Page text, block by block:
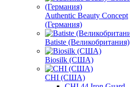
Authentic Beauty Concept
(Германия)
Batiste (Великобритания)
Biosilk (США)
CHI (США)